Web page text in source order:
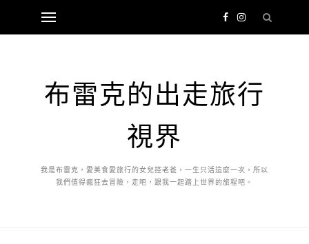
布雷克的出走旅行
視界
我是布雷克，愛美食愛旅行的女兒控老爸，一生只活這麼一次，所以
我們值得瘋狂去冒險，走吧，跟我一起踏上世界的旅程吧。